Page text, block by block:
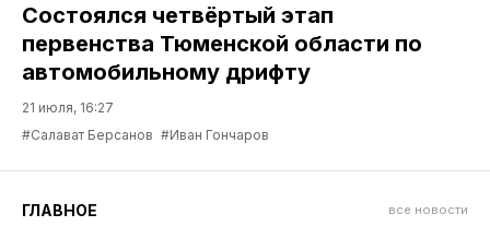
ГЛАВНОЕ все новости
Состоялся четвёртый этап
первенства Тюменской области по
автомобильному дрифту
21 июля, 16:27
#Салават Берсанов #Иван Гончаров